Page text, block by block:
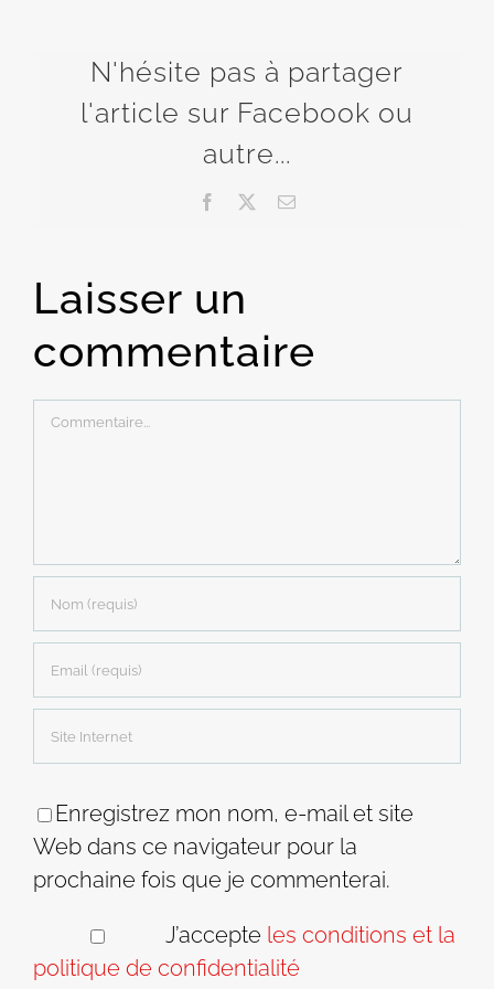
N'hésite pas à partager
l'article sur Facebook ou
autre...
Facebook Email
Laisser un
commentaire
Commentaire
Enregistrez mon nom, e-mail et site
Web dans ce navigateur pour la
prochaine fois que je commenterai.
J’accepte les conditions et la
politique de confidentialité